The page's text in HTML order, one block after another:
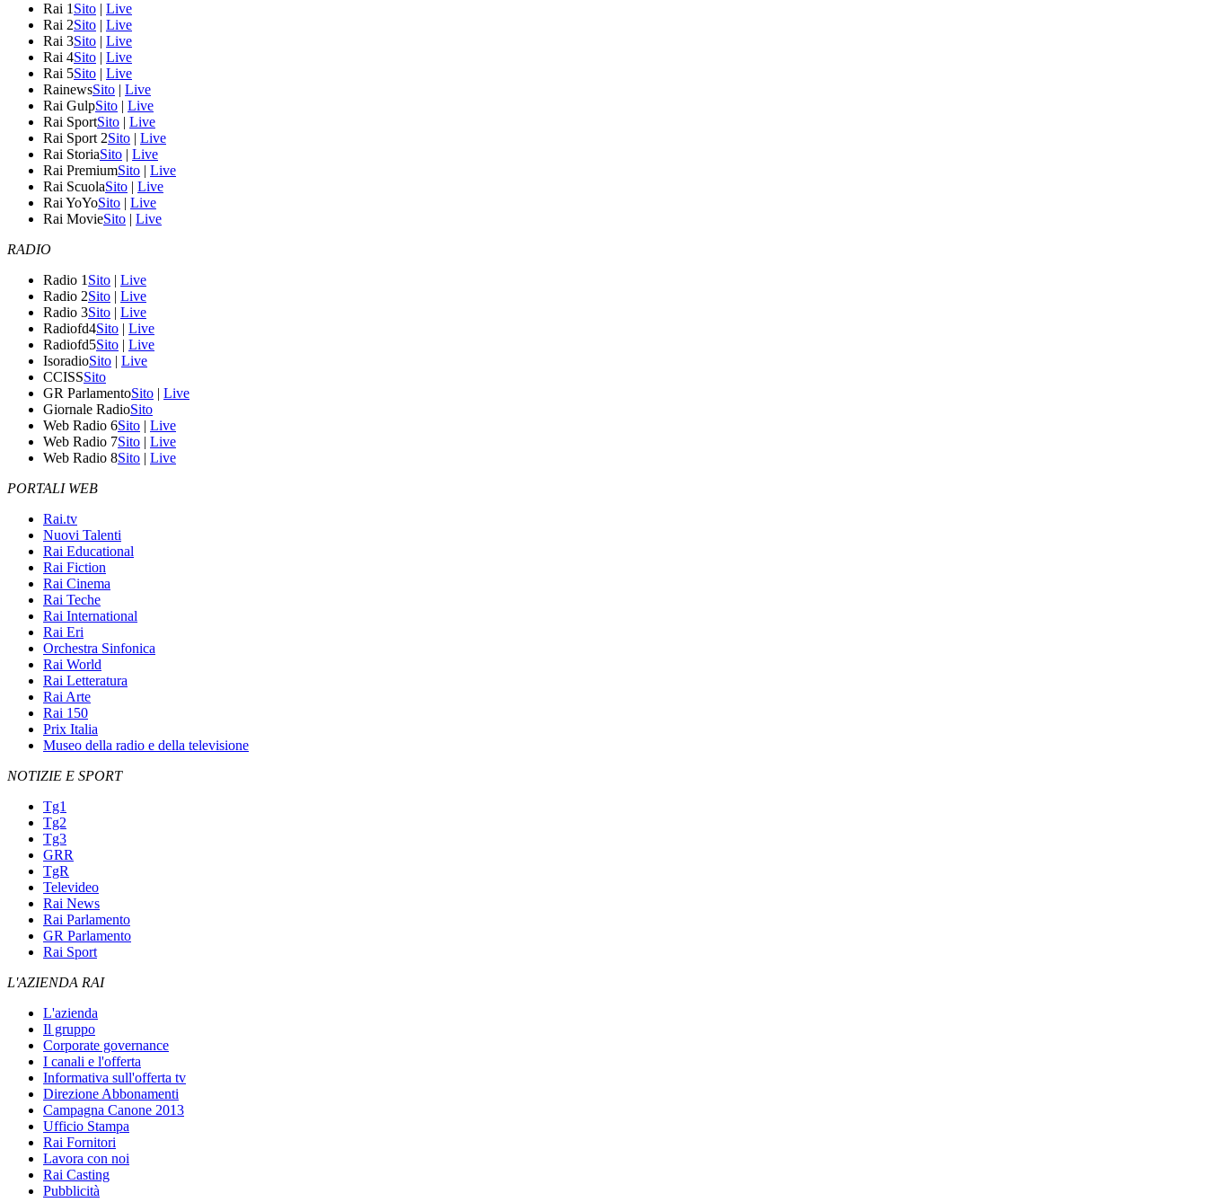
Rai 1 Sito | Live
Rai 2Sito | Live
Rai 3Sito | Live
Rai 4Sito | Live
Rai 5Sito | Live
RainewsSito | Live
Rai GulpSito | Live
Rai SportSito | Live
Rai Sport 2Sito | Live
Rai StoriaSito | Live
Rai PremiumSito | Live
Rai ScuolaSito | Live
Rai YoYoSito | Live
Rai MovieSito | Live
RADIO
Radio 1 Sito | Live
Radio 2Sito | Live
Radio 3Sito | Live
Radiofd4Sito | Live
Radiofd5Sito | Live
IsoradioSito | Live
CCISSSito
GR ParlamentoSito | Live
Giornale RadioSito
Web Radio 6Sito | Live
Web Radio 7Sito | Live
Web Radio 8Sito | Live
PORTALI WEB
Rai.tv
Nuovi Talenti
Rai Educational
Rai Fiction
Rai Cinema
Rai Teche
Rai International
Rai Eri
Orchestra Sinfonica
Rai World
Rai Letteratura
Rai Arte
Rai 150
Prix Italia
Museo della radio e della televisione
NOTIZIE E SPORT
Tg1
Tg2
Tg3
GRR
TgR
Televideo
Rai News
Rai Parlamento
GR Parlamento
Rai Sport
L'AZIENDA RAI
L'azienda
Il gruppo
Corporate governance
I canali e l'offerta
Informativa sull'offerta tv
Direzione Abbonamenti
Campagna Canone 2013
Ufficio Stampa
Rai Fornitori
Lavora con noi
Rai Casting
Pubblicità